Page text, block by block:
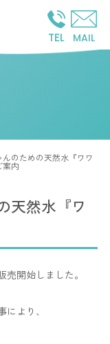
TEL MAIL
んのための天然水『ワワ
案内
天然水『ワ
開始しました。
より、